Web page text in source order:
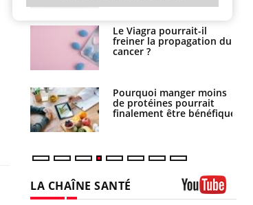
Le Viagra pourrait-il
freiner la propagation du
cancer ?
Pourquoi manger moins
de protéines pourrait
finalement être bénéfique
Le smartphone nuit-il à
l'apprentissage de la
lecture ?
Mordue par une tique en
vacances, elle reste dans
le coma pendant 42 jours
LA CHAÎNE SANTÉ